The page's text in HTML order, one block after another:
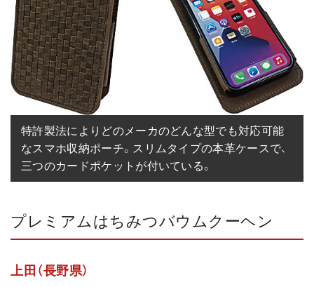
特許製法によりどのメーカのどんな型でも対応可能
なスマホ収納ポーチ。スリムタイプの本革ケースで、
三つのカードポケットが付いている。
プレミアムはちみつバウムクーヘン
上田（長野県）